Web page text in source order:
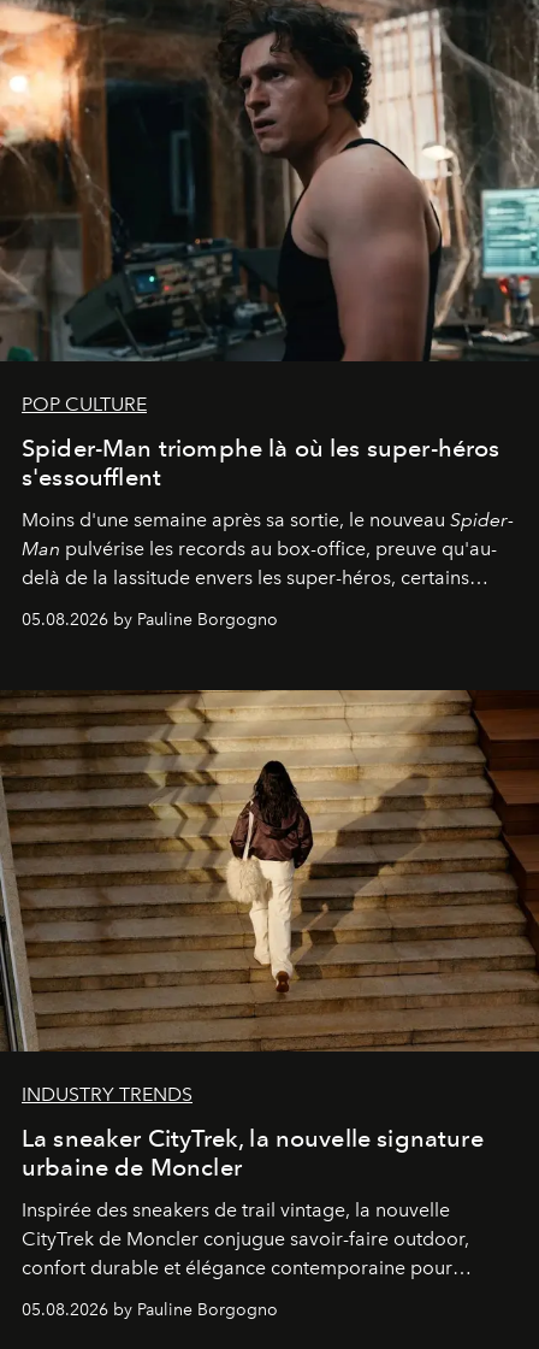
POP CULTURE
Spider-Man triomphe là où les super-héros
s'essoufflent
Moins d'une semaine après sa sortie, le nouveau Spider-
Man pulvérise les records au box-office, preuve qu'au-
delà de la lassitude envers les super-héros, certains
05.08.2026 by Pauline Borgogno
INDUSTRY TRENDS
La sneaker CityTrek, la nouvelle signature
urbaine de Moncler
Inspirée des sneakers de trail vintage, la nouvelle
CityTrek de Moncler conjugue savoir-faire outdoor,
confort durable et élégance contemporaine pour
05.08.2026 by Pauline Borgogno